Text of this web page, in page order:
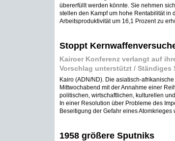
übererfüllt werden könnte. Sie nehmen
stellen den Kampf um hohe Rentabilität in
Arbeitsproduktivität um 16,1 Prozent zu
Stoppt
Kairoer Konferenz verlangt auf
Vorschlag unterstützt / Ständiges
Kairo (ADN/ND). Die asiatisch-
Mittwochabend mit der Annahme einer
politischen, wirtschaftlichen, kulturellen
In einer Resolution über Probleme des
Beseitigung der Gefahr eines Atomkrieges
1958 größere Sputniks